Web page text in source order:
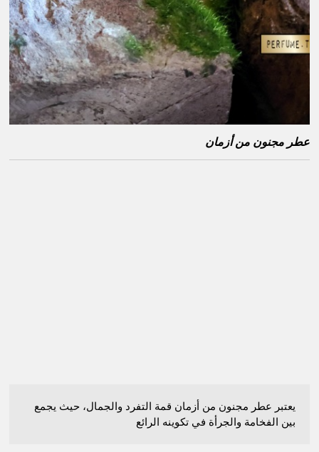
عطر مجنون من أزمان
يعتبر عطر مجنون من أزمان قمة التفرد والجمال، حيث يجمع
بين الفخامة والجرأة في تكوينه الرائع